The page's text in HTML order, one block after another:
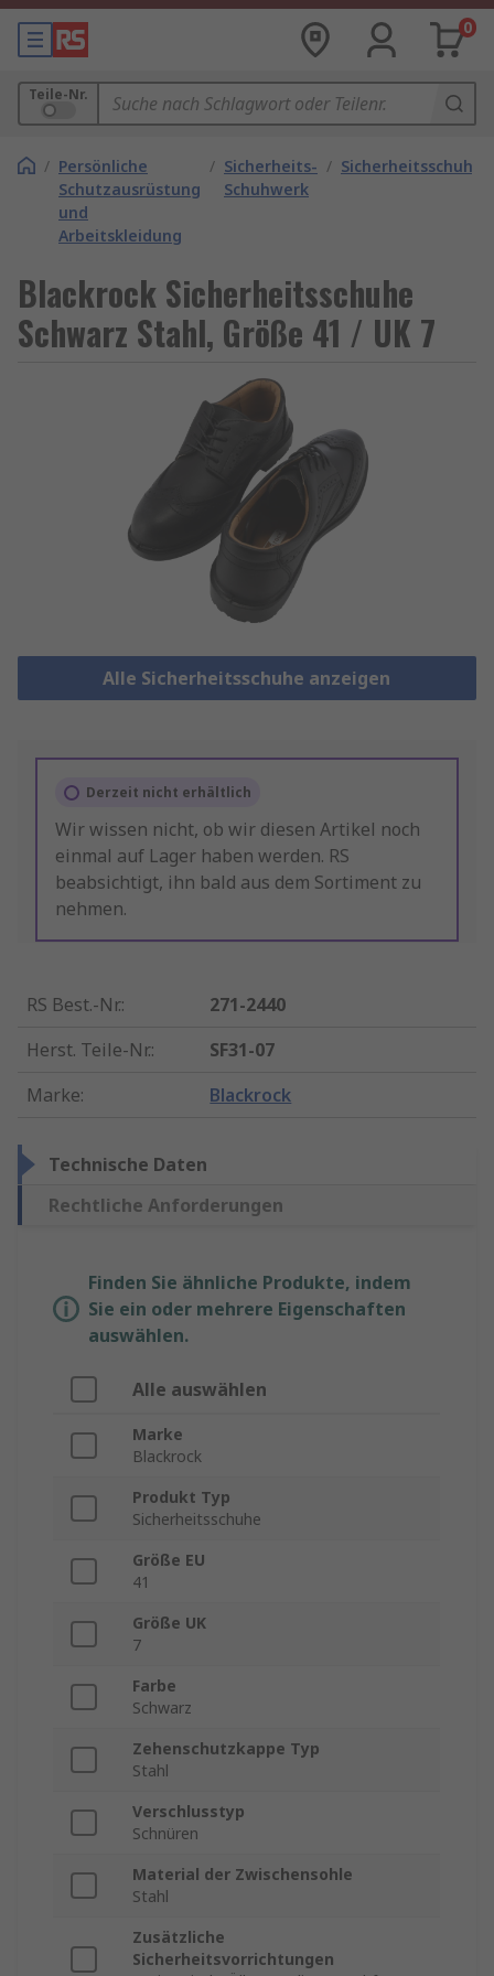
0
Teile-Nr.
/ Persönliche
Schutzausrüstung
und
Arbeitskleidung
/ Sicherheits-
Schuhwerk
/ Sicherheitsschuhe
Blackrock Sicherheitsschuhe
Schwarz Stahl, Größe 41 / UK 7
Alle Sicherheitsschuhe anzeigen
Derzeit nicht erhältlich
Wir wissen nicht, ob wir diesen Artikel noch
einmal auf Lager haben werden. RS
beabsichtigt, ihn bald aus dem Sortiment zu
nehmen.
RS Best.-Nr.:
271-2440
Herst. Teile-Nr.:
SF31-07
Marke: Blackrock
Technische Daten
Rechtliche Anforderungen
Finden Sie ähnliche Produkte, indem
Sie ein oder mehrere Eigenschaften
auswählen.
Alle auswählen
Marke
Blackrock
Produkt Typ
Sicherheitsschuhe
Größe EU
41
Größe UK
7
Farbe
Schwarz
Zehenschutzkappe Typ
Stahl
Verschlusstyp
Schnüren
Material der Zwischensohle
Stahl
Zusätzliche
Sicherheitsvorrichtungen